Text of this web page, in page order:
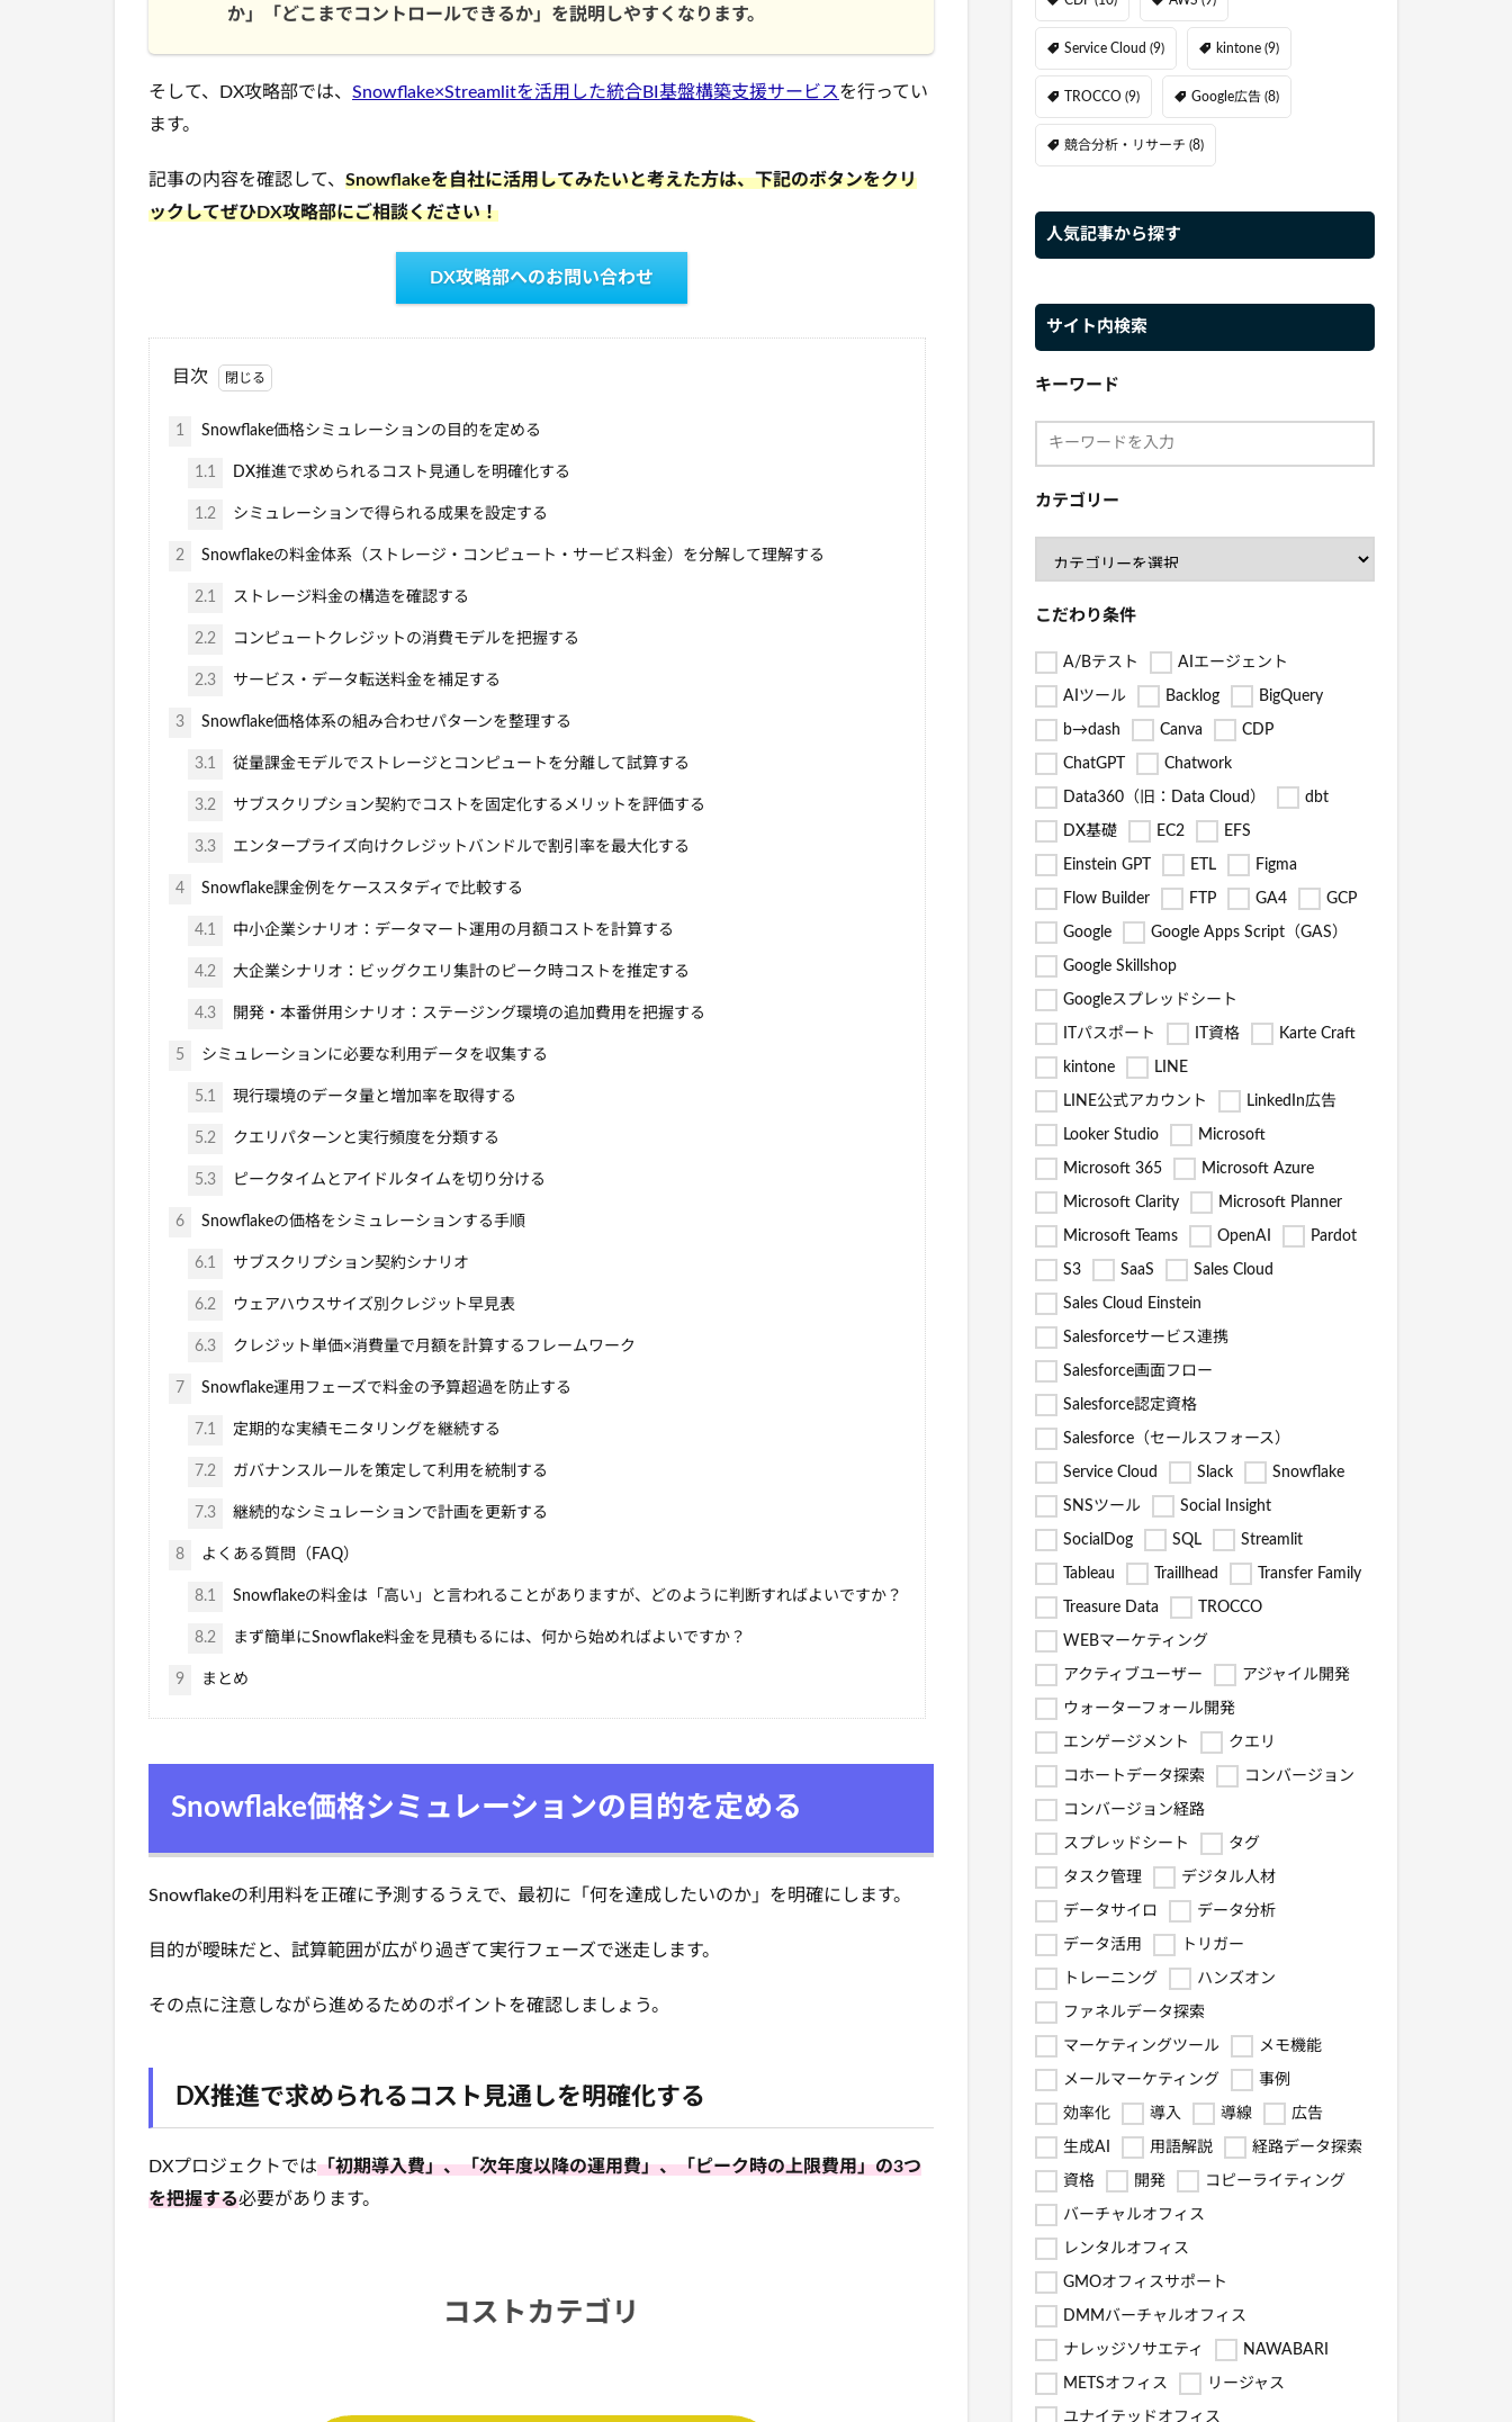
か」「どこまでコントロールできるか」を説明しやすくなります。
そして、DX攻略部では、 Snowflake×Streamlitを活用した統合BI基盤構築支援サービスを行ってい
ます。
記事の内容を確認して、 Snowflakeを自社に活用してみたいと考えた方は、下記のボタンをクリ
ックしてぜひDX攻略部にご相談ください！
DX攻略部へのお問い合わせ
目次
1 Snowflake価格シミュレーションの目的を定める
1.1 DX推進で求められるコスト見通しを明確化する
1.2 シミュレーションで得られる成果を設定する
2 Snowflakeの料金体系（ストレージ・コンピュート・サービス料金）を分解して理解する
2.1 ストレージ料金の構造を確認する
2.2 コンピュートクレジットの消費モデルを把握する
2.3 サービス・データ転送料金を補足する
3 Snowflake価格体系の組み合わせパターンを整理する
3.1 従量課金モデルでストレージとコンピュートを分離して試算する
3.2 サブスクリプション契約でコストを固定化するメリットを評価する
3.3 エンタープライズ向けクレジットバンドルで割引率を最大化する
4 Snowflake課金例をケーススタディで比較する
4.1 中小企業シナリオ：データマート運用の月額コストを計算する
4.2 大企業シナリオ：ビッグクエリ集計のピーク時コストを推定する
4.3 開発・本番併用シナリオ：ステージング環境の追加費用を把握する
5 シミュレーションに必要な利用データを収集する
5.1 現行環境のデータ量と増加率を取得する
5.2 クエリパターンと実行頻度を分類する
5.3 ピークタイムとアイドルタイムを切り分ける
6 Snowflakeの価格をシミュレーションする手順
6.1 サブスクリプション契約シナリオ
6.2 ウェアハウスサイズ別クレジット早見表
6.3 クレジット単価×消費量で月額を計算するフレームワーク
7 Snowflake運用フェーズで料金の予算超過を防止する
7.1 定期的な実績モニタリングを継続する
7.2 ガバナンスルールを策定して利用を統制する
7.3 継続的なシミュレーションで計画を更新する
8 よくある質問（FAQ）
8.1 Snowflakeの料金は「高い」と言われることがありますが、どのように判断すればよいですか？
8.2 まず簡単にSnowflake料金を見積もるには、何から始めればよいですか？
9 まとめ
Snowflake価格シミュレーションの目的を定める
Snowflakeの利用料を正確に予測するうえで、最初に「何を達成したいのか」を明確にします。
目的が曖昧だと、試算範囲が広がり過ぎて実行フェーズで迷走します。
その点に注意しながら進めるためのポイントを確認しましょう。
DX推進で求められるコスト見通しを明確化する
DXプロジェクトでは「初期導入費」、「次年度以降の運用費」、「ピーク時の上限費用」の3つ
を把握する必要があります。
Service Cloud (9) kintone (9)
TROCCO (9) Google広告 (8)
競合分析・リサーチ (8)
人気記事から探す
サイト内検索
キーワード
カテゴリー
こだわり条件
A/Bテスト AIエージェント
AIツール Backlog BigQuery
b→dash Canva CDP
ChatGPT Chatwork
Data360（旧：Data Cloud） dbt
DX基礎 EC2 EFS
Einstein GPT ETL Figma
Flow Builder FTP GA4 GCP
Google Google Apps Script（GAS）
Google Skillshop
Googleスプレッドシート
ITパスポート IT資格 Karte Craft
kintone LINE
LINE公式アカウント LinkedIn広告
Looker Studio Microsoft
Microsoft 365 Microsoft Azure
Microsoft Clarity Microsoft Planner
Microsoft Teams OpenAI Pardot
S3 SaaS Sales Cloud
Sales Cloud Einstein
Salesforceサービス連携
Salesforce画面フロー
Salesforce認定資格
Salesforce（セールスフォース）
Service Cloud Slack Snowflake
SNSツール Social Insight
SocialDog SQL Streamlit
Tableau Traillhead Transfer Family
Treasure Data TROCCO
WEBマーケティング
アクティブユーザー アジャイル開発
ウォーターフォール開発
エンゲージメント クエリ
コホートデータ探索 コンバージョン
コンバージョン経路
スプレッドシート タグ
タスク管理 デジタル人材
データサイロ データ分析
データ活用 トリガー
トレーニング ハンズオン
ファネルデータ探索
マーケティングツール メモ機能
メールマーケティング 事例
効率化 導入 導線 広告
生成AI 用語解説 経路データ探索
資格 開発 コピーライティング
バーチャルオフィス
レンタルオフィス
GMOオフィスサポート
DMMバーチャルオフィス
ナレッジソサエティ NAWABARI
METSオフィス リージャス
ユナイテッドオフィス